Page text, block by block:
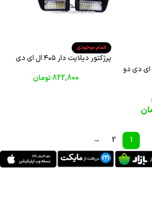
دیلایت دار ۴۰۵ ال ای دی دو
اتمام موجودی
پرژکتور دیلایت دار ۴۰۵ ال ای دی
822,800تومان
1
2
→